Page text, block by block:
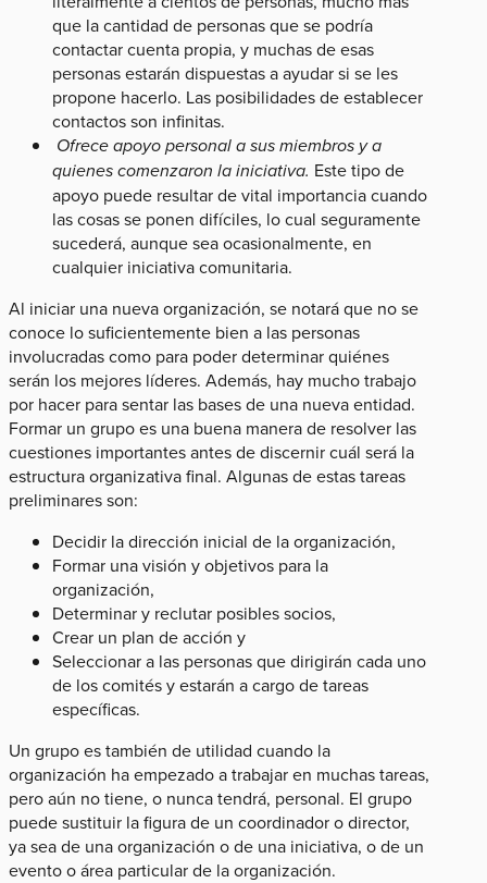
que la cantidad de personas que se podría
contactar cuenta propia, y muchas de esas
personas estarán dispuestas a ayudar si se les
propone hacerlo. Las posibilidades de establecer
contactos son infinitas.
Ofrece apoyo personal a sus miembros y a
quienes comenzaron la iniciativa. Este tipo de
apoyo puede resultar de vital importancia cuando
las cosas se ponen difíciles, lo cual seguramente
sucederá, aunque sea ocasionalmente, en
cualquier iniciativa comunitaria.
Al iniciar una nueva organización, se notará que no se
conoce lo suficientemente bien a las personas
involucradas como para poder determinar quiénes
serán los mejores líderes. Además, hay mucho trabajo
por hacer para sentar las bases de una nueva entidad.
Formar un grupo es una buena manera de resolver las
cuestiones importantes antes de discernir cuál será la
estructura organizativa final. Algunas de estas tareas
preliminares son:
Decidir la dirección inicial de la organización,
Formar una visión y objetivos para la
organización,
Determinar y reclutar posibles socios,
Crear un plan de acción y
Seleccionar a las personas que dirigirán cada uno
de los comités y estarán a cargo de tareas
específicas.
Un grupo es también de utilidad cuando la
organización ha empezado a trabajar en muchas tareas,
pero aún no tiene, o nunca tendrá, personal. El grupo
puede sustituir la figura de un coordinador o director,
ya sea de una organización o de una iniciativa, o de un
evento o área particular de la organización.